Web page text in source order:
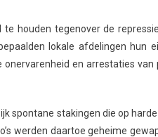
houden tegenover de
lokale afdelingen hun
en arrestaties
spontane stakingen die op
werden daartoe geheime